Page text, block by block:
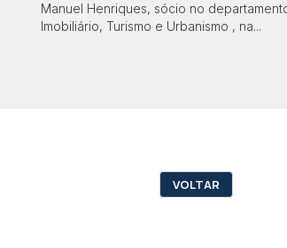
Manuel Henriques, sócio no
Imobiliário, Turismo e Urbanismo , na...
VOLTAR